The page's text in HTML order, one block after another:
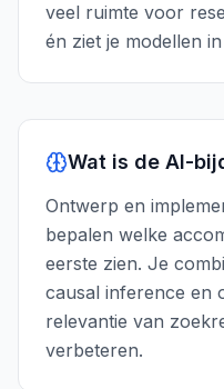
veel ruimte voor
én ziet je modellen
Wat is de AI-
Ontwerp en
bepalen welke
eerste zien. Je
causal inference en
relevantie van
verbeteren.